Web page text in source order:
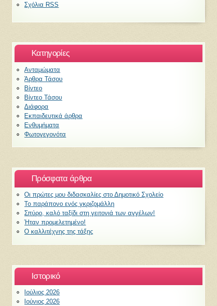
Σχόλια RSS
Kατηγορίες
Ανταμώματα
Άρθρα Τάσου
Βίντεο
Βίντεο Τάσου
Διάφορα
Εκπαιδευτικά άρθρα
Ενθυμήματα
Φωτογεγονότα
Πρόσφατα άρθρα
Οι πρώτες μου διδασκαλίες στο Δημοτικό Σχολείο
Το παράπονο ενός γκριζομάλλη
Σπύρο, καλό ταξίδι στη γειτονιά των αγγέλων!
Ήταν προμελετημένο!
Ο καλλιτέχνης της τάξης
Ιστορικό
Ιούλιος 2026
Ιούνιος 2026